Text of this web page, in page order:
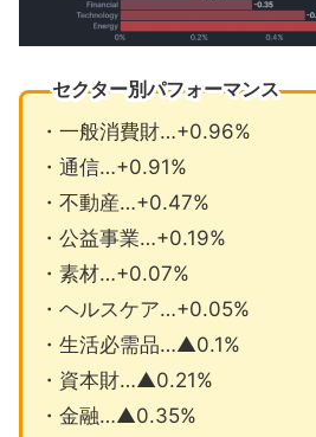
セクター別パフォーマンス
・一般消費財…+0.96%
・通信…+0.91%
・不動産…+0.47%
・公益事業…+0.19%
・素材…+0.07%
・ヘルスケア…+0.05%
・生活必需品…▲0.1%
・資本財…▲0.21%
・金融…▲0.35%